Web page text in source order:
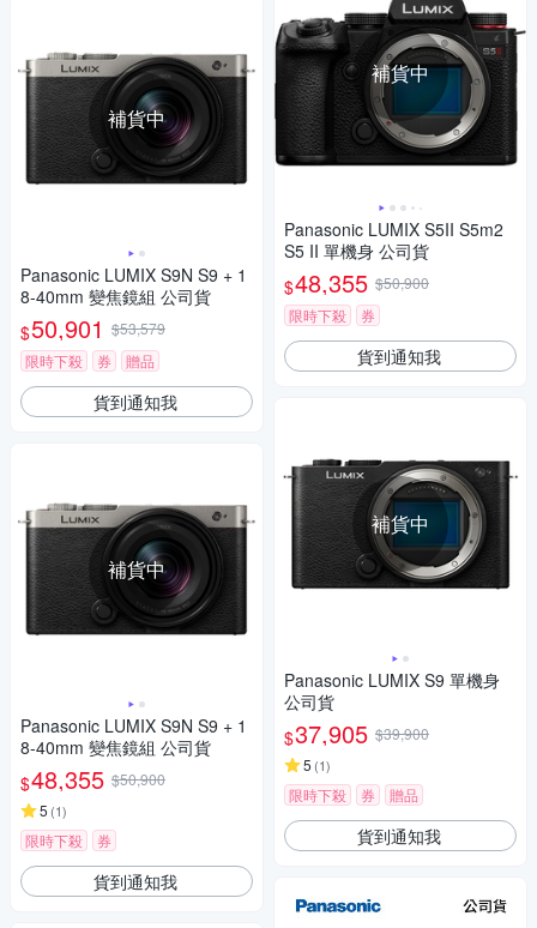
補貨中
Panasonic LUMIX S9N S9 + 1
8-40mm 變焦鏡組 公司貨
$50,901 $53,579
限時下殺
券 贈品
貨到通知我
補貨中
Panasonic LUMIX S9N S9 + 1
8-40mm 變焦鏡組 公司貨
$48,355 $50,900
5 (1)
限時下殺 券
貨到通知我
補貨中
Panasonic LUMIX S5II S5m2
S5 II 單機身 公司貨
$48,355 $50,900
限時下殺
券
貨到通知我
補貨中
Panasonic LUMIX S9 單機身
公司貨
$37,905 $39,900
5 (1)
限時下殺 券 贈品
貨到通知我